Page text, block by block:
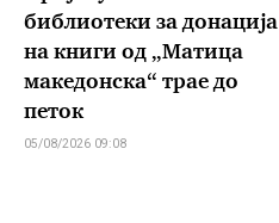
библиотеки за донација
на книги од „Матица
македонска“ трае до
петок
05/08/2026 09:08